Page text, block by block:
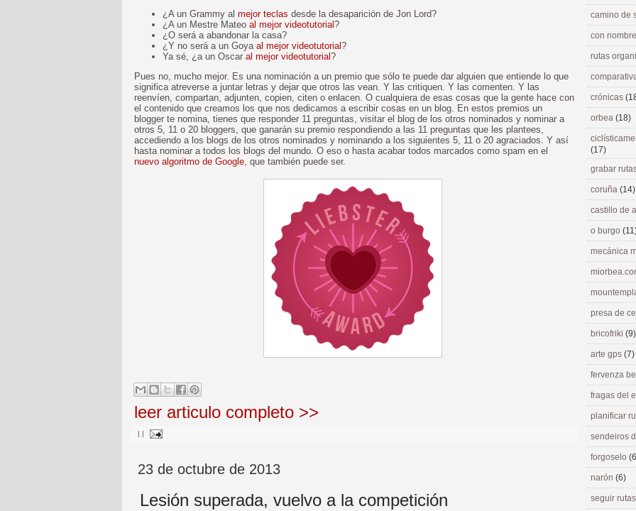
¿A un Grammy al mejor teclas desde la desaparición de Jon Lord?
¿A un Mestre Mateo al mejor videotutorial?
¿O será a abandonar la casa?
¿Y no será a un Goya al mejor videotutorial?
Ya sé, ¿a un Oscar al mejor videotutorial?
Pues no, mucho mejor. Es una nominación a un premio que sólo te puede dar alguien que entiende lo que
significa atreverse a juntar letras y dejar que otros las vean. Y las critiquen. Y las comenten. Y las
reenvíen, compartan, adjunten, copien, citen o enlacen. O cualquiera de esas cosas que la gente hace con
el contenido que creamos los que nos dedicamos a escribir cosas en un blog. En estos premios un
blogger te nomina, tienes que responder 11 preguntas, visitar el blog de los otros nominados y nominar a
otros 5, 11 o 20 bloggers, que ganarán su premio respondiendo a las 11 preguntas que les plantees,
accediendo a los blogs de los otros nominados y nominando a los siguientes 5, 11 o 20 agraciados. Y así
hasta nominar a todos los blogs del mundo. O eso o hasta acabar todos marcados como spam en el
nuevo algoritmo de Google, que también puede ser.
leer articulo completo >>
| |
23 de octubre de 2013
Lesión superada, vuelvo a la competición
camino de
con
rutas
crónicas
orbea (18)
(17)
grabar
coruña (14)
castillo de
o burgo
mecánica
presa de
bricofriki (9)
arte gps (7)
fervenza
fragas del
planificar
sendeiros
forgoselo
narón (6)
seguir